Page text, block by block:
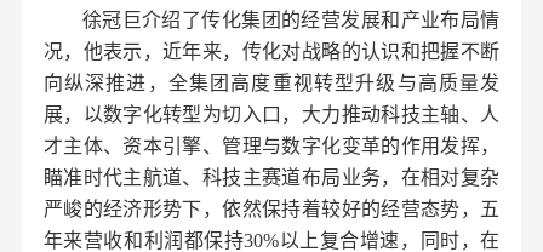
徐冠巨介绍了传化集团的经营发展和产业布局情
况，他表示，近年来，传化对战略的认识和把握不断
向纵深推进，全集团高度重视转型升级与高质量发
展，以数字化转型为切入口，大力推动科技主轴、人
才主体、资本引擎、管理与数字化变革的作用发挥，
瞄准时代主航道、科技主赛道布局业务，在相对复杂
严峻的经济形势下，依然保持着较好的经营态势，五
年来营收和利润都保持30%以上复合增速，同时，在